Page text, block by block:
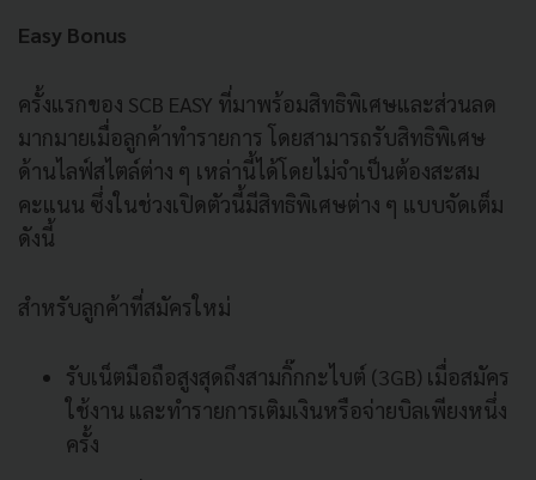
Easy Bonus
ครั้งแรกของ SCB EASY ที่มาพร้อมสิทธิพิเศษและส่วนลด
มากมายเมื่อลูกค้าทำรายการ โดยสามารถรับสิทธิพิเศษ
ด้านไลฟ์สไตล์ต่าง ๆ เหล่านี้ได้โดยไม่จำเป็นต้องสะสม
คะแนน ซึ่งในช่วงเปิดตัวนี้มีสิทธิพิเศษต่าง ๆ แบบจัดเต็ม
ดังนี้
สำหรับลูกค้าที่สมัครใหม่
รับเน็ตมือถือสูงสุดถึงสามกิ๊กกะไบต์ (3GB) เมื่อสมัคร
ใช้งาน และทำรายการเติมเงินหรือจ่ายบิลเพียงหนึ่ง
ครั้ง